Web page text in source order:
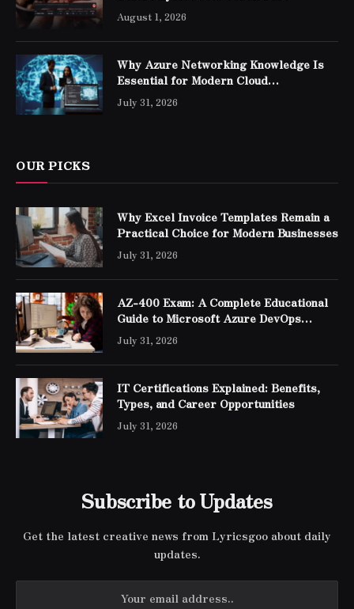
August 1, 2026
Why Azure Networking Knowledge Is
Essential for Modern Cloud
Professionals
July 31, 2026
OUR PICKS
Why Excel Invoice Templates Remain a
Practical Choice for Modern Businesses
July 31, 2026
AZ-400 Exam: A Complete Educational
Guide to Microsoft Azure DevOps
Engineer Expert Certification
July 31, 2026
IT Certifications Explained: Benefits,
Types, and Career Opportunities
July 31, 2026
Subscribe to Updates
Get the latest creative news from Lyricsgoo about daily
updates.